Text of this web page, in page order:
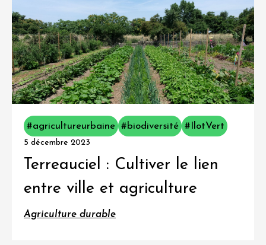
#agricultureurbaine #biodiversité #IlotVert
5 décembre 2023
Terreauciel : Cultiver le lien
entre ville et agriculture
Agriculture durable